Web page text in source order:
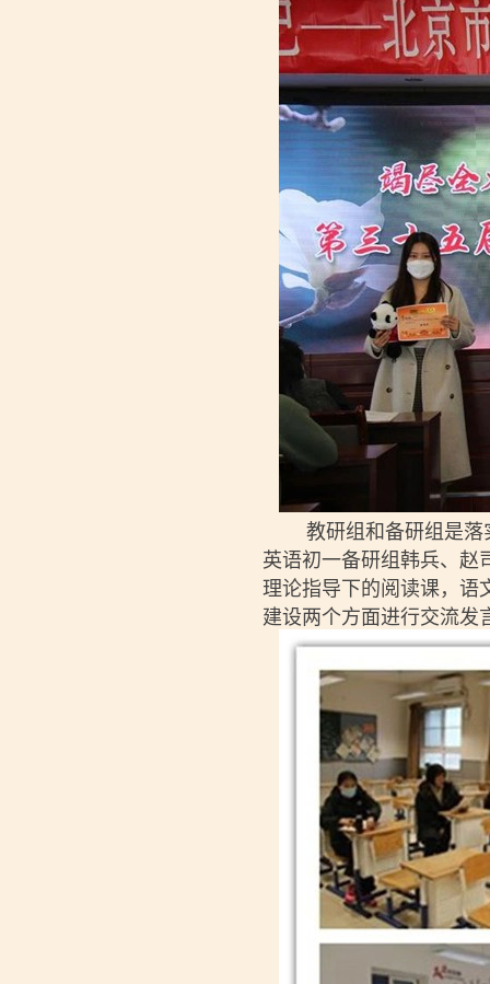
教研组和备研组是落实
英语初一备研组韩兵、赵
理论指导下的阅读课，语
建设两个方面进行交流发